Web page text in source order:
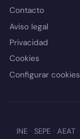
Contacto
Aviso legal
Privacidad
Cookies
Configurar cookies
INE· SEPE· AEAT